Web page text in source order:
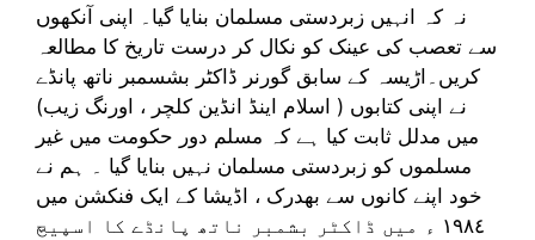
نہ کہ انہیں زبردستی مسلمان بنایا گیا۔ اپنی آنکھوں
سے تعصب کی عینک کو نکال کر درست تاریخ کا مطالعہ
کریں۔اڑیسہ کے سابق گورنر ڈاکٹر بشسمبر ناتھ پانڈے
نے اپنی کتابوں ( اسلام اینڈ انڈین کلچر ، اورنگ زیب)
میں مدلل ثابت کیا ہے کہ مسلم دور حکومت میں غیر
مسلموں کو زبردستی مسلمان نہیں بنایا گیا ۔ ہم نے
خود اپنے کانوں سے بھدرک ، اڈیشا کے ایک فنکشن میں
١٩٨٤ ء میں ڈاکٹر بشمبر ناتھ پانڈے کا اسپیچ